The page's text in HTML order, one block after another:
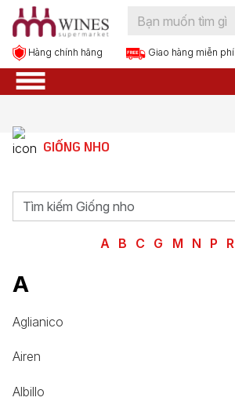
Hàng chính hãng Giao hàng miễn phí
GIỐNG NHO
A B C G M N P R
A
Aglianico
Airen
Albillo